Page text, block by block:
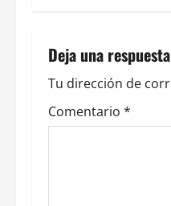
g
a
c
Deja una respuesta
Tu dirección de
Comentario *